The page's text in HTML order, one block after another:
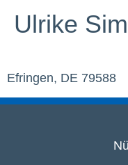
Ulrike
Efringen, DE 79588